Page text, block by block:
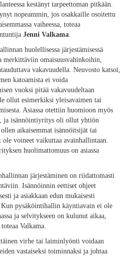
kestänyt tarpeettoman pitkään.
nopeammin, jos osakkaille osoitettu
vaiheessa, toteaa
Jenni Valkama.
huolellisessa järjestämisessä
merkittäviin omaisuusvahinkoihin,
vakavuudella. Neuvosto katsoi,
katoamista ei voida
vuoksi pitää vakavuudeltaan
ollut esimerkiksi yleisavaimen tai
Asiassa otettiin huomioon myös
ja isännöintiyritys oli ollut yhtiön
aikaisemmat isännöitsijät tai
voineet vaikuttaa avainhallintaan.
huolimattomuus on asiassa
järjestäminen on riidattomasti
Isännöinnin eettiset ohjeet
ja asiakkaan edun mukaisesti
Kun pysäköintihallin käyntiavain ei ole
ja selvitykseen on kulunut aikaa,
Valkama.
virhe tai laiminlyönti voidaan
vastaiseksi toiminnaksi ja johtaa